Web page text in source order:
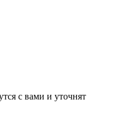
с вами и уточнят